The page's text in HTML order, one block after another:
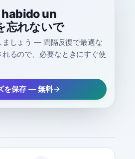
habido un
忘れないで
ましょう — 間隔反復で最適な
るので、必要なときにすぐ使
を保存 — 無料